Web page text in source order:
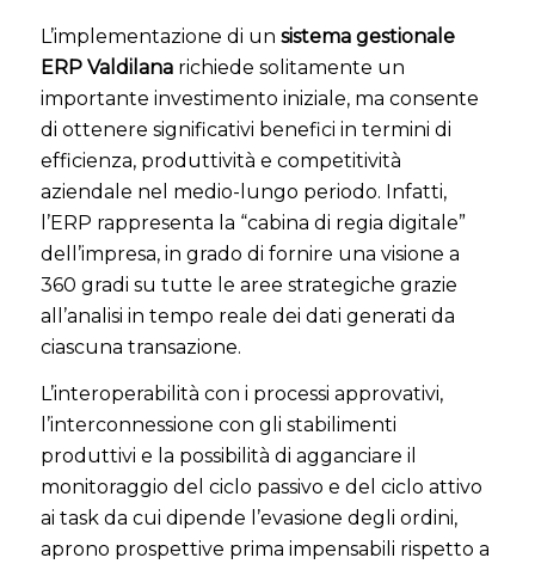
L’implementazione di un sistema gestionale
ERP Valdilana richiede solitamente un
importante investimento iniziale, ma consente
di ottenere significativi benefici in termini di
efficienza, produttività e competitività
aziendale nel medio-lungo periodo. Infatti,
l’ERP rappresenta la “cabina di regia digitale”
dell’impresa, in grado di fornire una visione a
360 gradi su tutte le aree strategiche grazie
all’analisi in tempo reale dei dati generati da
ciascuna transazione.
L’interoperabilità con i processi approvativi,
l’interconnessione con gli stabilimenti
produttivi e la possibilità di agganciare il
monitoraggio del ciclo passivo e del ciclo attivo
ai task da cui dipende l’evasione degli ordini,
aprono prospettive prima impensabili rispetto a